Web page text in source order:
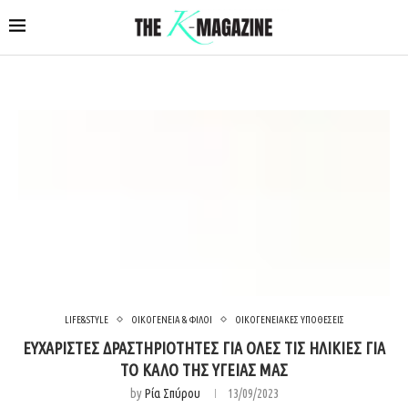
LIFE&STYLE ΟΙΚΟΓΕΝΕΙΑ & ΦΙΛΟΙ ΟΙΚΟΓΕΝΕΙΑΚΕΣ ΥΠΟΘΕΣΕΙΣ
ΕΥΧΑΡΙΣΤΕΣ ΔΡΑΣΤΗΡΙΟΤΗΤΕΣ ΓΙΑ ΟΛΕΣ ΤΙΣ ΗΛΙΚΙΕΣ ΓΙΑ
ΤΟ ΚΑΛΟ ΤΗΣ ΥΓΕΙΑΣ ΜΑΣ
byΡία Σπύρου 13/09/2023